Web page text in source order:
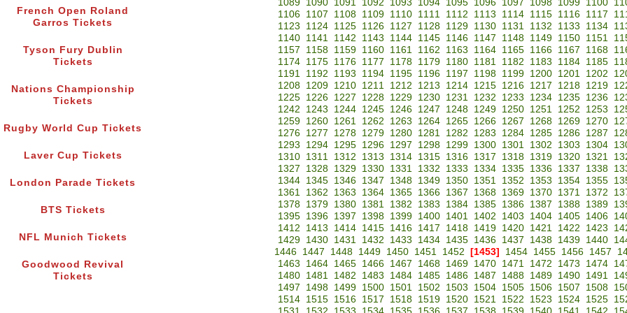
French Open Roland
Garros Tickets
Tyson Fury Dublin
Tickets
Nations Championship
Tickets
Rugby World Cup Tickets
Laver Cup Tickets
London Parade Tickets
BTS Tickets
NFL Munich Tickets
Goodwood Revival
Tickets
1089 1090 1091 1092 1093 1094 1095 1096 1097 1098 1099 1100
1106
1107 1108 1109 1110 1111 1112 1113 1114 1115 1116 1117
1123
1124 1125 1126 1127 1128 1129 1130 1131 1132 1133 1134
1140
1141 1142 1143 1144 1145 1146 1147 1148 1149 1150 1151
1157
1158 1159 1160 1161 1162 1163 1164 1165 1166 1167 1168
1174
1175 1176 1177 1178 1179 1180 1181 1182 1183 1184 1185
1191
1192 1193 1194 1195 1196 1197 1198 1199 1200 1201 1202
1208
1209 1210 1211 1212 1213 1214 1215 1216 1217 1218 1219
1225
1226 1227 1228 1229 1230 1231 1232 1233 1234 1235 1236
1242
1243 1244 1245 1246 1247 1248 1249 1250 1251 1252 1253
1259
1260 1261 1262 1263 1264 1265 1266 1267 1268 1269 1270
1276
1277 1278 1279 1280 1281 1282 1283 1284 1285 1286 1287
1293
1294 1295 1296 1297 1298 1299 1300 1301 1302 1303 1304
1310
1311 1312 1313 1314 1315 1316 1317 1318 1319 1320 1321
1327
1328 1329 1330 1331 1332 1333 1334 1335 1336 1337 1338
1344
1345 1346 1347 1348 1349 1350 1351 1352 1353 1354 1355
1361
1362 1363 1364 1365 1366 1367 1368 1369 1370 1371 1372
1378
1379 1380 1381 1382 1383 1384 1385 1386 1387 1388 1389
1395
1396 1397 1398 1399 1400 1401 1402 1403 1404 1405 1406
1412
1413 1414 1415 1416 1417 1418 1419 1420 1421 1422 1423
1429
1430 1431 1432 1433 1434 1435 1436 1437 1438 1439 1440
1446
1447 1448 1449 1450 1451 1452 [1453] 1454 1455 1456 1457
1463
1464 1465 1466 1467 1468 1469 1470 1471 1472 1473 1474
1480
1481 1482 1483 1484 1485 1486 1487 1488 1489 1490 1491
1497
1498 1499 1500 1501 1502 1503 1504 1505 1506 1507 1508
1514
1515 1516 1517 1518 1519 1520 1521 1522 1523 1524 1525